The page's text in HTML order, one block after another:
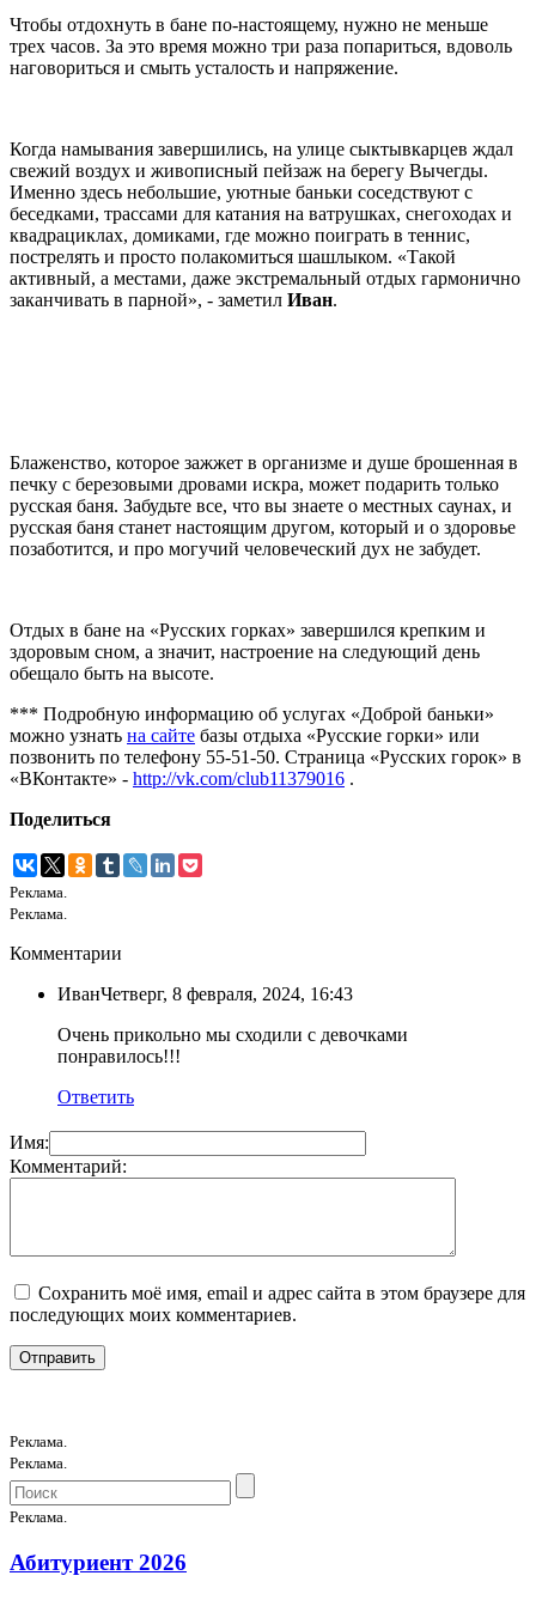
Чтобы отдохнуть в бане по-настоящему, нужно не меньше
трех часов. За это время можно три раза попариться, вдоволь
наговориться и смыть усталость и напряжение.
Когда намывания завершились, на улице сыктывкарцев ждал
свежий воздух и живописный пейзаж на берегу Вычегды.
Именно здесь небольшие, уютные баньки соседствуют с
беседками, трассами для катания на ватрушках, снегоходах и
квадрациклах, домиками, где можно поиграть в теннис,
пострелять и просто полакомиться шашлыком. «Такой
активный, а местами, даже экстремальный отдых гармонично
заканчивать в парной», - заметил Иван.
Блаженство, которое зажжет в организме и душе брошенная в
печку с березовыми дровами искра, может подарить только
русская баня. Забудьте все, что вы знаете о местных саунах, и
русская баня станет настоящим другом, который и о здоровье
позаботится, и про могучий человеческий дух не забудет.
Отдых в бане на «Русских горках» завершился крепким и
здоровым сном, а значит, настроение на следующий день
обещало быть на высоте.
*** Подробную информацию об услугах «Доброй баньки»
можно узнать на сайте базы отдыха «Русские горки» или
позвонить по телефону 55-51-50. Страница «Русских горок» в
«ВКонтакте» - http://vk.com/club11379016 .
Поделиться
Реклама.
Реклама.
Комментарии
ИванЧетверг, 8 февраля, 2024, 16:43
Очень прикольно мы сходили с девочками
понравилось!!!
Ответить
Имя:
Комментарий:
Сохранить моё имя, email и адрес сайта в этом браузере для
последующих моих комментариев.
Реклама.
Реклама.
Реклама.
Абитуриент 2026